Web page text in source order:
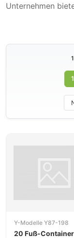
Unternehmen
Anhängern und
Modelle.
Y-Modelle füllt
Fahrzeugen, die
angeboten
Anhänger und
1
1
Y-Modelle Y87-198
20 Fuß-Container